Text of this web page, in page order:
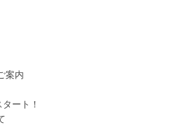
案内
ート！